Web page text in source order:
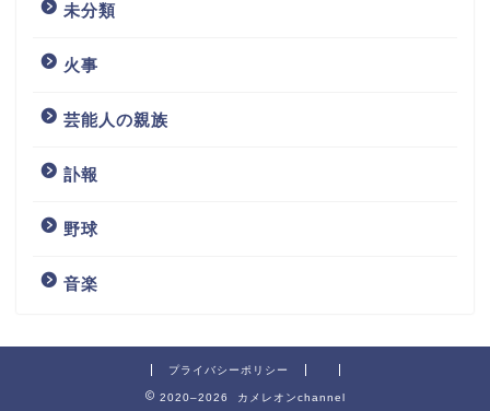
未分類
火事
芸能人の親族
訃報
野球
音楽
プライバシーポリシー
2020–2026 カメレオンchannel